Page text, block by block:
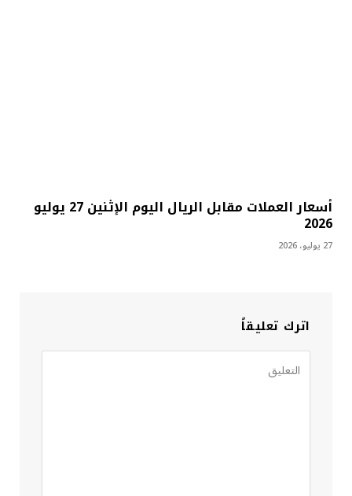
أسعار العملات مقابل الريال اليوم الإثنين 27 يوليو
2026
27 يوليو، 2026
اترك تعليقاً